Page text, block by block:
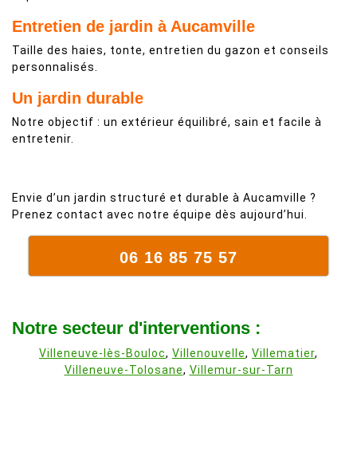
Entretien de jardin à Aucamville
Taille des haies, tonte, entretien du gazon et conseils
personnalisés.
Un jardin durable
Notre objectif : un extérieur équilibré, sain et facile à
entretenir.
Envie d’un jardin structuré et durable à Aucamville ?
Prenez contact avec notre équipe dès aujourd’hui.
06 16 85 75 57
Notre secteur d'interventions :
Villeneuve-lès-Bouloc, Villenouvelle, Villematier,
Villeneuve-Tolosane, Villemur-sur-Tarn